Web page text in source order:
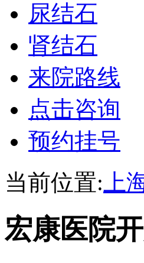
尿结石
肾结石
来院路线
点击咨询
预约挂号
当前位置: 上
宏康医院